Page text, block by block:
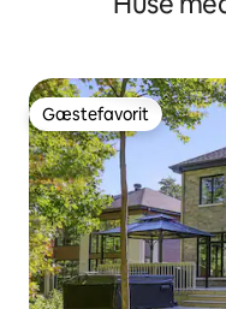
Gæstefavorit
Gæstefavorit